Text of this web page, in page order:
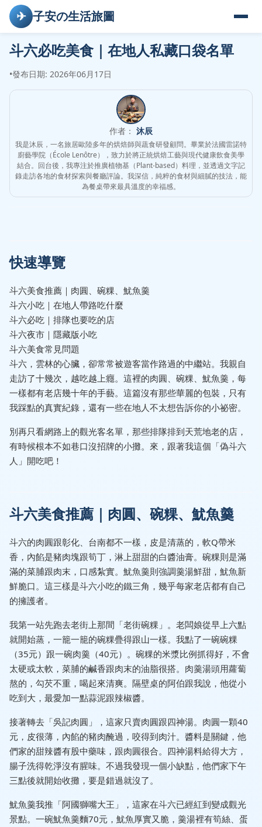
✈ 子安の生活旅圖
斗六必吃美食｜在地人私藏口袋名單
•發布日期: 2026年06月17日
作者： 沐辰
我是沐辰，一名旅居歐陸多年的烘焙師與蔬食研發顧問。畢業於法國雷諾特
廚藝學院（École Lenôtre），致力於將正統烘焙工藝與現代健康飲食美學
結合。回台後，我專注於推廣植物基（Plant-based）料理，並透過文字記
錄走訪各地的食材探索與餐廳評論。我深信，純粹的食材與細膩的技法，能
為餐桌帶來最具溫度的幸福感。
快速導覽
斗六美食推薦｜肉圓、碗粿、魷魚羹
斗六小吃｜在地人帶路吃什麼
斗六必吃｜排隊也要吃的店
斗六夜市｜隱藏版小吃
斗六美食常見問題
斗六，雲林的心臟，卻常常被遊客當作路過的中繼站。我親自
走訪了十幾次，越吃越上癮。這裡的肉圓、碗粿、魷魚羹，每
一樣都有老店幾十年的手藝。這篇沒有那些華麗的包裝，只有
我踩點的真實紀錄，還有一些在地人不太想告訴你的小祕密。
別再只看網路上的觀光客名單，那些排隊排到天荒地老的店，
有時候根本不如巷口沒招牌的小攤。來，跟著我這個「偽斗六
人」開吃吧！
斗六美食推薦｜肉圓、碗粿、魷魚羹
斗六的肉圓跟彰化、台南都不一樣，皮是清蒸的，軟Q帶米
香，內餡是豬肉塊跟筍丁，淋上甜甜的白醬油膏。碗粿則是滿
滿的菜脯跟肉末，口感紮實。魷魚羹則強調羹湯鮮甜，魷魚新
鮮脆口。這三樣是斗六小吃的鐵三角，幾乎每家老店都有自己
的擁護者。
我第一站先跑去老街上那間「老街碗粿」。老闆娘從早上六點
就開始蒸，一籠一籠的碗粿疊得跟山一樣。我點了一碗碗粿
（35元）跟一碗肉羹（40元）。碗粿的米漿比例抓得好，不會
太硬或太軟，菜脯的鹹香跟肉末的油脂很搭。肉羹湯頭用蘿蔔
熬的，勾芡不重，喝起來清爽。隔壁桌的阿伯跟我說，他從小
吃到大，最愛加一點蒜泥跟辣椒醬。
接著轉去「吳記肉圓」，這家只賣肉圓跟四神湯。肉圓一顆40
元，皮很薄，內餡的豬肉醃過，咬得到肉汁。醬料是關鍵，他
們家的甜辣醬有股中藥味，跟肉圓很合。四神湯料給得大方，
腸子洗得乾淨沒有腥味。不過我發現一個小缺點，他們家下午
三點後就開始收攤，要是錯過就沒了。
魷魚羹我推「阿國獅嘴大王」，這家在斗六已經紅到變成觀光
景點。一碗魷魚羹麵70元，魷魚厚實又脆，羹湯裡有筍絲、蛋